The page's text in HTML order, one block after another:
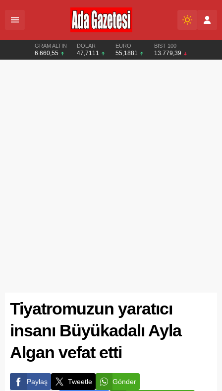
GRAM ALTIN
6.660,55
DOLAR
47,7111
EURO
55,1881
BIST 100
13.779,39
Tiyatromuzun yaratıcı
insanı Büyükadalı Ayla
Algan vefat etti
Paylaş Tweetle Gönder